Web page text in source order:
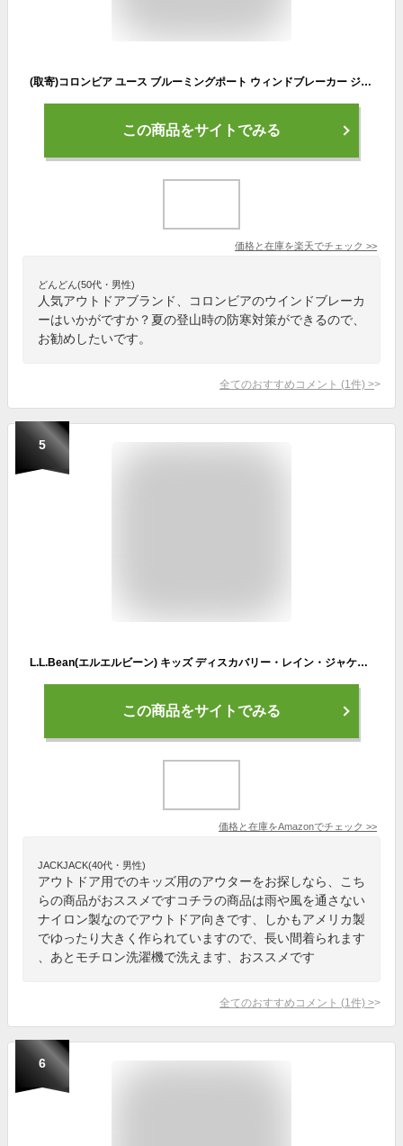
(取寄)コロンビア ユース ブルーミングポート ウィンドブレーカー ジャケット Columbia Youth Bloomingport Windbreaker Jacket Azul/Collegiate Navy 送料無料
この商品をサイトでみる
価格と在庫を楽天でチェック >>
どんどん(50代・男性)
人気アウトドアブランド、コロンビアのウインドブレーカ
ーはいかがですか？夏の登山時の防寒対策ができるので、
お勧めしたいです。
全てのおすすめコメント (1 件) >
5
L.L.Bean(エルエルビーン) キッズ ディスカバリー・レイン・ジャケット 無地 Dark Royal Blue ブルー ０ＢＶＲ４２３０７０
この商品をサイトでみる
価格と在庫をAmazonでチェック >>
JACKJACK(40代・男性)
アウトドア用でのキッズ用のアウターをお探しなら、こち
らの商品がおススメですコチラの商品は雨や風を通さない
ナイロン製なのでアウトドア向きです、しかもアメリカ製
でゆったり大きく作られていますので、長い間着られます
、あとモチロン洗濯機で洗えます、おススメです
全てのおすすめコメント (1 件) >
6